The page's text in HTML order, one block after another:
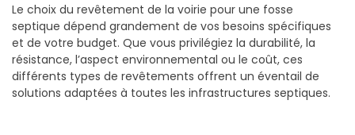
Le choix du revêtement de la voirie pour une fosse
septique dépend grandement de vos besoins spécifiques
et de votre budget. Que vous privilégiez la durabilité, la
résistance, l’aspect environnemental ou le coût, ces
différents types de revêtements offrent un éventail de
solutions adaptées à toutes les infrastructures septiques.